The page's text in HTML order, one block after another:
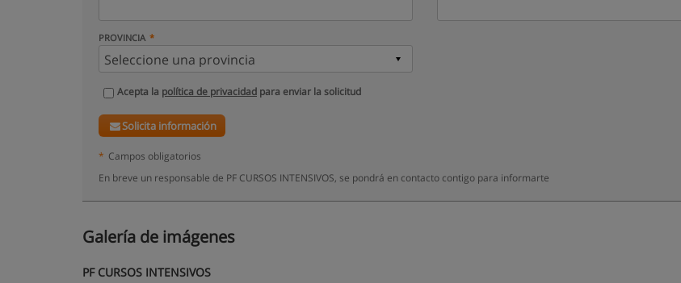
PROVINCIA
Acepta la política de privacidad para enviar la solicitud
Solicita información
* Campos obligatorios
En breve un responsable de PF CURSOS INTENSIVOS, se pondrá en contacto contigo para informarte
Galería de imágenes
PF CURSOS INTENSIVOS